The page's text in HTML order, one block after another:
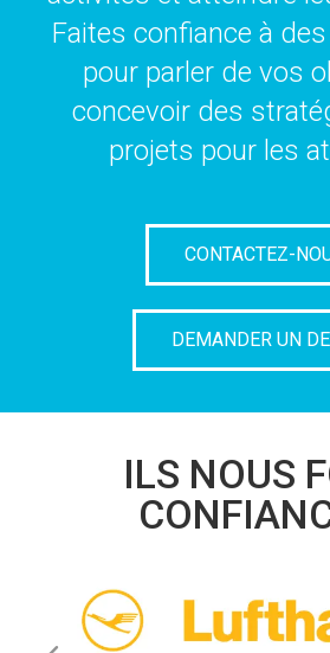
Faites confiance à
pour parler de vos
concevoir des
projets pour les
CONTACTEZ-
DEMANDER UN
ILS NOUS